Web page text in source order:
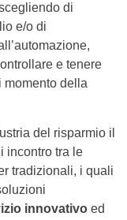
di
e/o di
e tenere
momento della
del risparmio il
incontro tra le
tradizionali, i quali
innovativo ed